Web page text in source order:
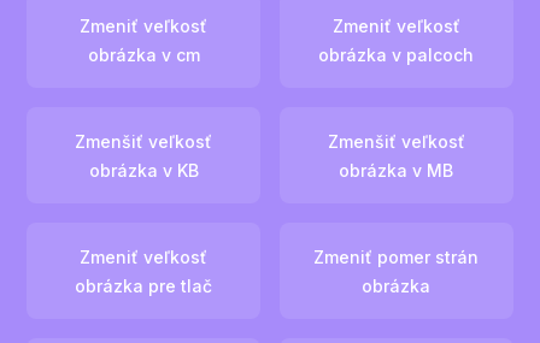
Zmeniť veľkosť
obrázka v cm
Zmeniť veľkosť
obrázka v palcoch
Zmenšiť veľkosť
obrázka v KB
Zmenšiť veľkosť
obrázka v MB
Zmeniť veľkosť
obrázka pre tlač
Zmeniť pomer strán
obrázka